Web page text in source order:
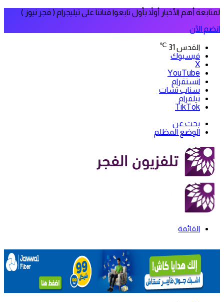
لمتابعة أهم الأخبار أولاً بأول تابعوا قناتنا على تيليجرام ( فجر نيوز )
انضم الآن
القدس 31
℃
فيسبوك
‫X
‫YouTube
انستقرام
سناب تشات
تيلقرام
‫TikTok
بحث عن
الوضع المظلم
القائمة